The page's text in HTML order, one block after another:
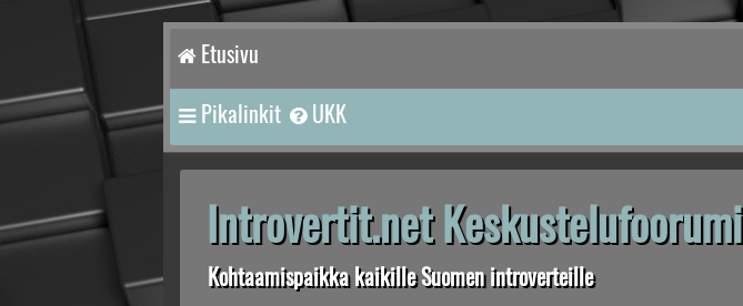
Etusivu
Pikalinkit UKK
Introvertit.net Keskustelufoorumi
Kohtaamispaikka kaikille Suomen introverteille